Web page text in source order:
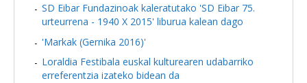
SD Eibar Fundazinoak kaleratutako 'SD Eibar 75.
urteurrena - 1940 X 2015' liburua kalean dago
'Markak (Gernika 2016)'
Loraldia Festibala euskal kulturearen udabarriko
erreferentzia izateko bidean da